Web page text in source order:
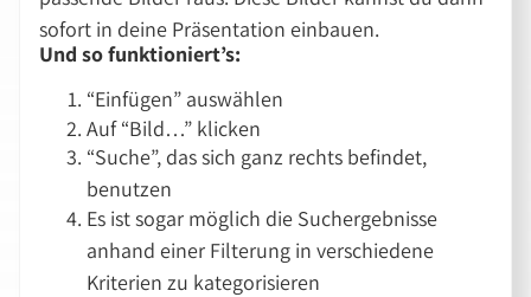
sofort in deine Präsentation einbauen.
Und so funktioniert’s:
“Einfügen” auswählen
Auf “Bild…” klicken
“Suche”, das sich ganz rechts befindet,
benutzen
Es ist sogar möglich die Suchergebnisse
anhand einer Filterung in verschiedene
Kriterien zu kategorisieren